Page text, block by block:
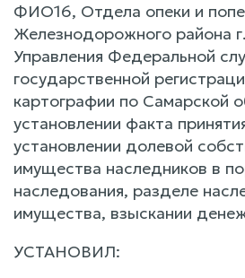
ФИО16, Отдела опеки и
Железнодорожного района
Управления Федеральной
государственной
картографии по Самарской
установлении факта
установлении долевой
имущества наследников в
наследования, разделе
имущества, взыскании
УСТАНОВИЛ: